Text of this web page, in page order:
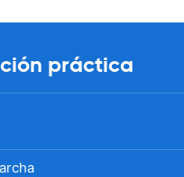
práctica